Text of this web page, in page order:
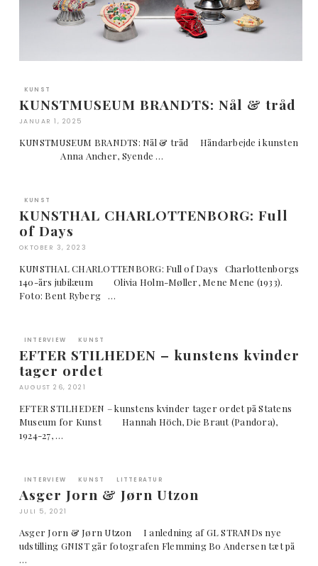
KUNST
KUNSTMUSEUM BRANDTS: Nål & tråd
JANUAR 1, 2025
KUNSTMUSEUM BRANDTS: Nål & tråd Håndarbejde i kunsten
Anna Ancher, Syende …
KUNST
KUNSTHAL CHARLOTTENBORG: Full
of Days
OKTOBER 3, 2023
KUNSTHAL CHARLOTTENBORG: Full of Days Charlottenborgs
140-års jubilæum Olivia Holm-Møller, Mene Mene (1933).
Foto: Bent Ryberg …
INTERVIEW KUNST
EFTER STILHEDEN – kunstens kvinder
tager ordet
AUGUST 26, 2021
EFTER STILHEDEN – kunstens kvinder tager ordet på Statens
Museum for Kunst Hannah Höch, Die Braut (Pandora),
1924-27, …
INTERVIEW KUNST LITTERATUR
Asger Jorn & Jørn Utzon
JULI 5, 2021
Asger Jorn & Jørn Utzon I anledning af GL STRANDs nye
udstilling GNIST går fotografen Flemming Bo Andersen tæt på
…